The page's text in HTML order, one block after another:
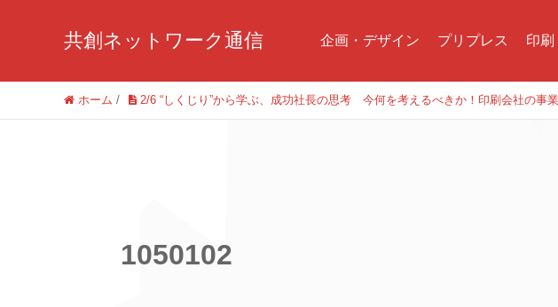
共創ネットワーク通信 企画・デザイン プリプレス 印刷
ホーム / 2/6 “しくじり”から学ぶ、成功社長の思考 今何を考えるべきか！印刷会社の事
1050102